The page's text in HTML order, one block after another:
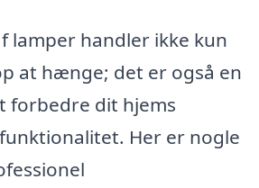
lamper handler ikke kun
at hænge; det er også en
forbedre dit hjems
Her er nogle